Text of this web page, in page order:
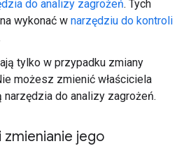
do analizy zagrożeń. Tych
wykonać w narzędziu do kontroli
tylko w przypadku zmiany
możesz zmienić właściciela
do analizy zagrożeń.
zmienianie jego